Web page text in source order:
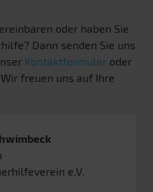
oder haben Sie
Dann senden Sie uns
Kontaktformular oder
freuen uns auf Ihre
e.V.